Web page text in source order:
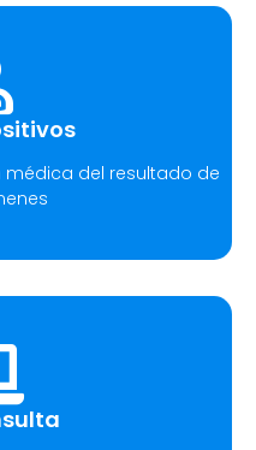
médica del resultado de